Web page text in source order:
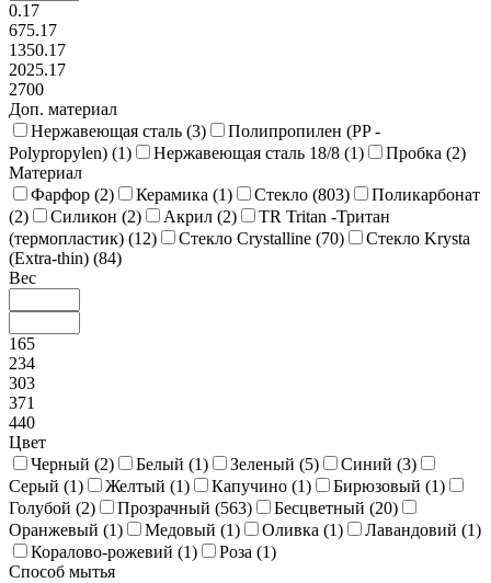
0.17
675.17
1350.17
2025.17
2700
Доп. материал
Нержавеющая сталь (3)
Полипропилен (PP -
Polypropylen) (1) Нержавеющая сталь 18/8 (1) Пробка (2)
Материал
Фарфор (2) Керамика (1) Стекло (803)
Поликарбонат
(2) Силикон (2) Акрил (2)
TR Tritan -Тритан
(термопластик) (12) Стекло Crystalline (70)
Стекло Krysta
(Extra-thin) (84)
Вес
165
234
303
371
440
Цвет
Черный (2) Белый (1) Зеленый (5) Синий (3)
Серый (1) Желтый (1) Капучино (1) Бирюзовый (1)
Голубой (2) Прозрачный (563) Бесцветный (20)
Оранжевый (1) Медовый (1) Оливка (1) Лавандовий (1)
Коралово-рожевий (1) Роза (1)
Способ мытья